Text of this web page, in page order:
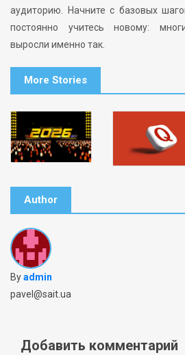
аудиторию. Начните с базовых
постоянно учитесь новому:
выросли именно так.
More Stories
Author
Byadmin
pavel@sait.ua
Добавить комментарий